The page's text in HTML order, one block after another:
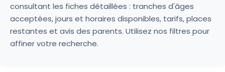
consultant les fiches détaillées : tranches d'âges
acceptées, jours et horaires disponibles, tarifs, places
restantes et avis des parents. Utilisez nos filtres pour
affiner votre recherche.